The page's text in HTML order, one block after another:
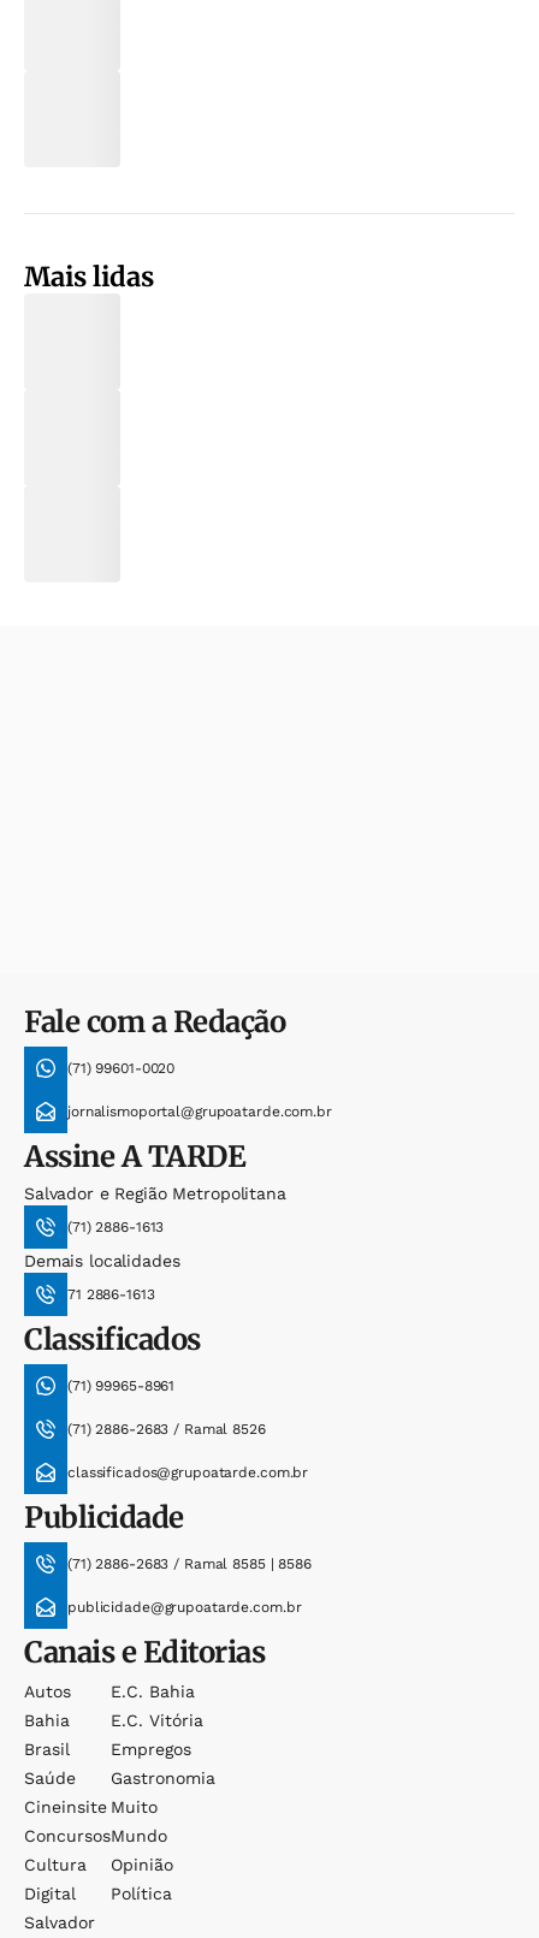
Mais lidas
Fale com a Redação
(71) 99601-0020
jornalismoportal@grupoatarde.com.br
AssineA TARDE
Salvador e Região Metropolitana
(71) 2886-1613
Demais localidades
71 2886-1613
Classificados
(71) 99965-8961
(71) 2886-2683 / Ramal 8526
classificados@grupoatarde.com.br
Publicidade
(71) 2886-2683 / Ramal 8585 | 8586
publicidade@grupoatarde.com.br
Canais e Editorias
Autos
Bahia
Brasil
Saúde
Cineinsite
Concursos
Cultura
Digital
Salvador
E.c. Bahia
E.c. Vitória
Empregos
Gastronomia
Muito
Mundo
Opinião
Política